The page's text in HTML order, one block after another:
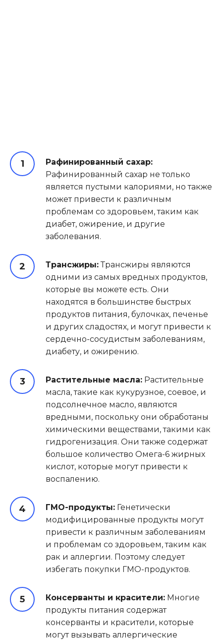
Рафинированный сахар:
Рафинированный сахар не только
является пустыми калориями, но также
может привести к различным
проблемам со здоровьем, таким как
диабет, ожирение, и другие
заболевания.
Трансжиры:Трансжиры являются
одними из самых вредных продуктов,
которые вы можете есть. Они
находятся в большинстве быстрых
продуктов питания, булочках, печенье
и других сладостях, и могут привести к
сердечно-сосудистым заболеваниям,
диабету, и ожирению.
Растительные масла: Растительные
масла, такие как кукурузное, соевое, и
подсолнечное масло, являются
вредными, поскольку они обработаны
химическими веществами, такими как
гидрогенизация. Они также содержат
большое количество Омега-6 жирных
кислот, которые могут привести к
воспалению.
ГМО-продукты: Генетически
модифицированные продукты могут
привести к различным заболеваниям
и проблемам со здоровьем, таким как
рак и аллергии. Поэтому следует
избегать покупки ГМО-продуктов.
Консерванты и красители: Многие
продукты питания содержат
консерванты и красители, которые
могут вызывать аллергические